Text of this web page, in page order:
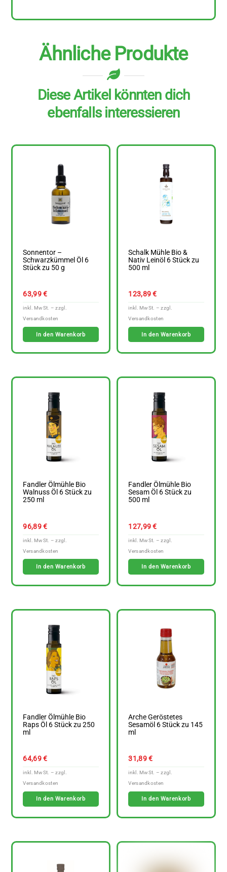
Menge
Ähnliche Produkte
Diese Artikel könnten dich
ebenfalls interessieren
Sonnentor –
Schwarzkümmel Öl 6
Stück zu 50 g
63,99€
In den Warenkorb
Schalk Mühle Bio &
Nativ Leinöl 6 Stück zu
500 ml
123,89€
In den Warenkorb
Fandler Ölmühle Bio
Walnuss Öl 6 Stück zu
250 ml
96,89€
In den Warenkorb
Fandler Ölmühle Bio
Sesam Öl 6 Stück zu
500 ml
127,99€
In den Warenkorb
Fandler Ölmühle Bio
Raps Öl 6 Stück zu 250
ml
64,69€
In den Warenkorb
Arche Geröstetes
Sesamöl 6 Stück zu 145
ml
31,89€
In den Warenkorb